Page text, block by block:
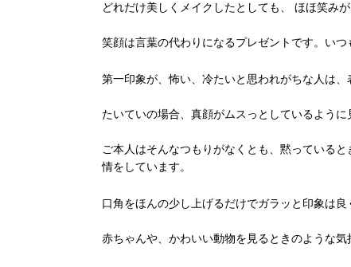
どれだけ美しくメイクしたとしても、 ほほ笑み
笑顔は言葉の代わりになるプレゼントです。い
第一印象が、怖い、冷たいと思われがちな人は、
たいていの場合、真顔がムスっとしているように
ご本人はそんなつもりがなくとも、黙っている
情をしています。
口角をほんの少し上げるだけでガラッと印象は
赤ちゃんや、かわいい動物を見るときのような